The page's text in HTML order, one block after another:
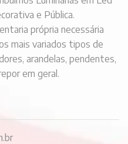
e Pública.
própria necessária
mais variados tipos de
arandelas, pendentes,
em geral.